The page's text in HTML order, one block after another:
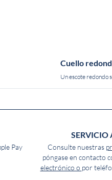
Cuello
Un escote redondo
Pay
SERVICIO
Consulte nuestras
póngase en contacto
electrónico o por